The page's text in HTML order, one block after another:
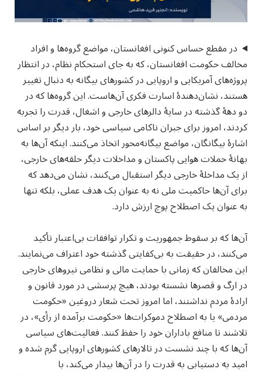
در مقطع حساس کنونی افغانستان، مواضع گروه‌ها و افراد
مخالف حکومت افغانستان، که به جای استحکام نظام، در انتظار
پروژه‌های آمریکایی و اروپایی در کشورهای بیگانه به دنبال تغییر
هستند، نشان‌دهندۀ اسارت فکری آن‌هاست. این گروه‌ها که در
دو دهۀ گذشته در سایۀ دالرهای خارجی و اشغال، قدرت را تجربه
کردند، امروز برای جبران ناکامی سیاسی خود، بار دیگر بر اساس
اشارۀ بیگانگان، مواضع بیگانه‌محور اتخاذ می‌کنند. اینکه آن‌ها به
بهانۀ حملات هوایی پاکستان و مداخلات دیگر حلقه‌های خارجی،
از یک مداخلۀ خارجی دیگر استقبال می‌کنند، نشان می‌دهد که
برای آن‌ها حاکمیت ملی نه به عنوان یک هدف عملی، بلکه تنها
به عنوان یک اصطلاح پوچ ارزش دارد.
آن‌ها که بر سقوط جمهوریت و تکرار توافقات بی‌اعتبار تأکید
می‌کنند، در حقیقت به بی‌کفایتی گذشته خود اعتراف می‌نمایند.
این مخالفان که زمانی با حمایت مالی و نظامی نیروهای خارجی
در ارگ و قصرها نشسته بودند، هیچ پرسشی در مورد قانون و
ارادۀ مردم نداشتند، اما امروز تحت شعار دروغین «حکومت
مردمی» یا به اصطلاح دموکرات‌ها «حکومت برآمده از رأی»، در
تلاشند تا منافع باداران خود را حفظ کنند. فعالیت‌های سیاسی
آن‌ها که با چند نشست در تالارهای کشورهای اروپایی گرم شده و
امید به دستیابی به قدرت را در آن‌ها بیدار می‌کند، با